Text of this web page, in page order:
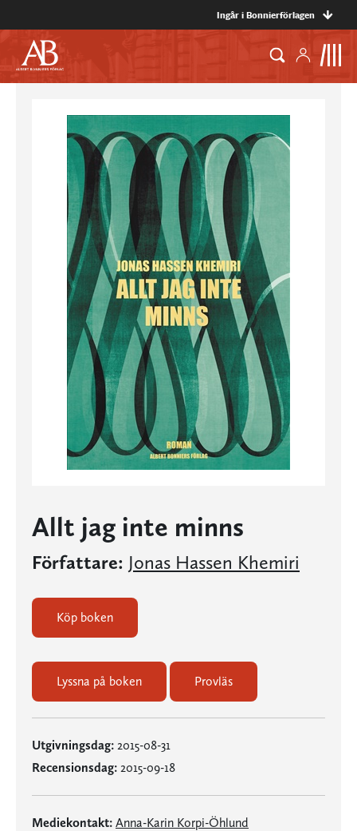
Ingår i Bonnierförlagen
Allt jag inte minns
Författare: Jonas Hassen Khemiri
Köp boken
Lyssna på boken Provläs
Utgivningsdag: 2015-08-31
Recensionsdag: 2015-09-18
Mediekontakt: Anna-Karin Korpi-Öhlund